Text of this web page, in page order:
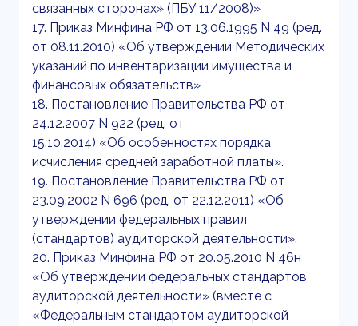
связанных сторонах» (ПБУ 11/2008)»
17. Приказ Минфина РФ от 13.06.1995 N 49 (ред.
от 08.11.2010) «Об утверждении Методических
указаний по инвентаризации имущества и
финансовых обязательств»
18. Постановление Правительства РФ от
24.12.2007 N 922 (ред. от
15.10.2014) «Об особенностях порядка
исчисления средней заработной платы».
19. Постановление Правительства РФ от
23.09.2002 N 696 (ред. от 22.12.2011) «Об
утверждении федеральных правил
(стандартов) аудиторской деятельности».
20. Приказ Минфина РФ от 20.05.2010 N 46н
«Об утверждении федеральных стандартов
аудиторской деятельности» (вместе с
«Федеральным стандартом аудиторской